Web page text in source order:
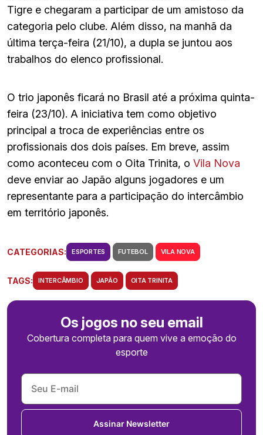
Tigre e chegaram a participar de um amistoso da
categoria pelo clube. Além disso, na manhã da
última terça-feira (21/10), a dupla se juntou aos
trabalhos do elenco profissional.
O trio japonês ficará no Brasil até a próxima quinta-
feira (23/10). A iniciativa tem como objetivo
principal a troca de experiências entre os
profissionais dos dois países. Em breve, assim
como aconteceu com o Oita Trinita, o Vila Nova
deve enviar ao Japão alguns jogadores e um
representante para a participação do intercâmbio
em território japonês.
CATEGORIAS: ESPORTES FUTEBOL VILA NOVA
TAGS: INTERCÂMBIO JAPÃO OITA TRINITA
Os jogos no seu email
Cobertura completa para quem vive a emoção do
esporte
Assinar Newsletter